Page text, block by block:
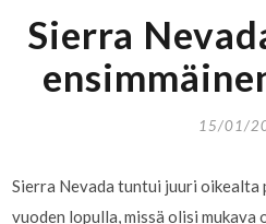
Sierra
15/01/
Sierra Nevada tuntui juuri oikealta
vuoden lopulla, missä olisi mukava